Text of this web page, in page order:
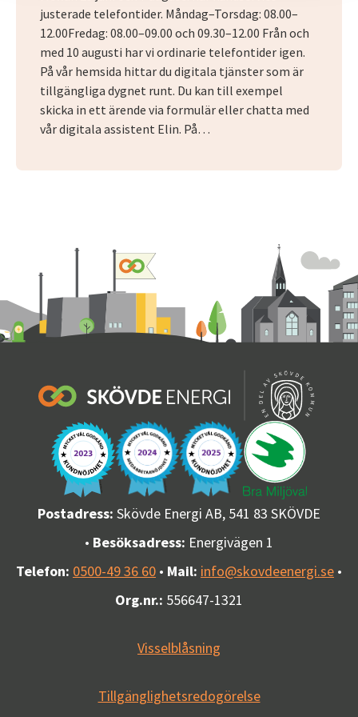
justerade telefontider. Måndag–Torsdag: 08.00–
12.00Fredag: 08.00–09.00 och 09.30–12.00 Från och
med 10 augusti har vi ordinarie telefontider igen.
På vår hemsida hittar du digitala tjänster som är
tillgängliga dygnet runt. Du kan till exempel
skicka in ett ärende via formulär eller chatta med
vår digitala assistent Elin. På…
Postadress: Skövde Energi AB, 541 83 SKÖVDE
• Besöksadress: Energivägen 1
Telefon: 0500-49 36 60 • Mail: info@skovdeenergi.se •
Org.nr.: 556647-1321
Visselblåsning
Tillgänglighetsredogörelse